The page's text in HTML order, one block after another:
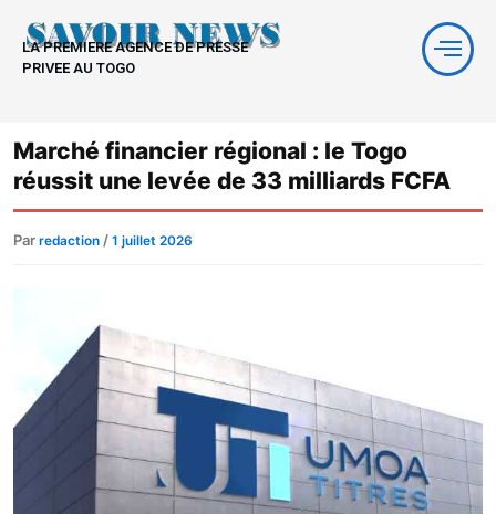
contenu
LA PREMIERE AGENCE DE PRESSE
PRIVEE AU TOGO
Marché financier régional : le Togo
réussit une levée de 33 milliards FCFA
Par redaction / 1 juillet 2026